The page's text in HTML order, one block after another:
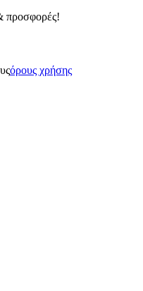
προσφορές!
όρους χρήσης